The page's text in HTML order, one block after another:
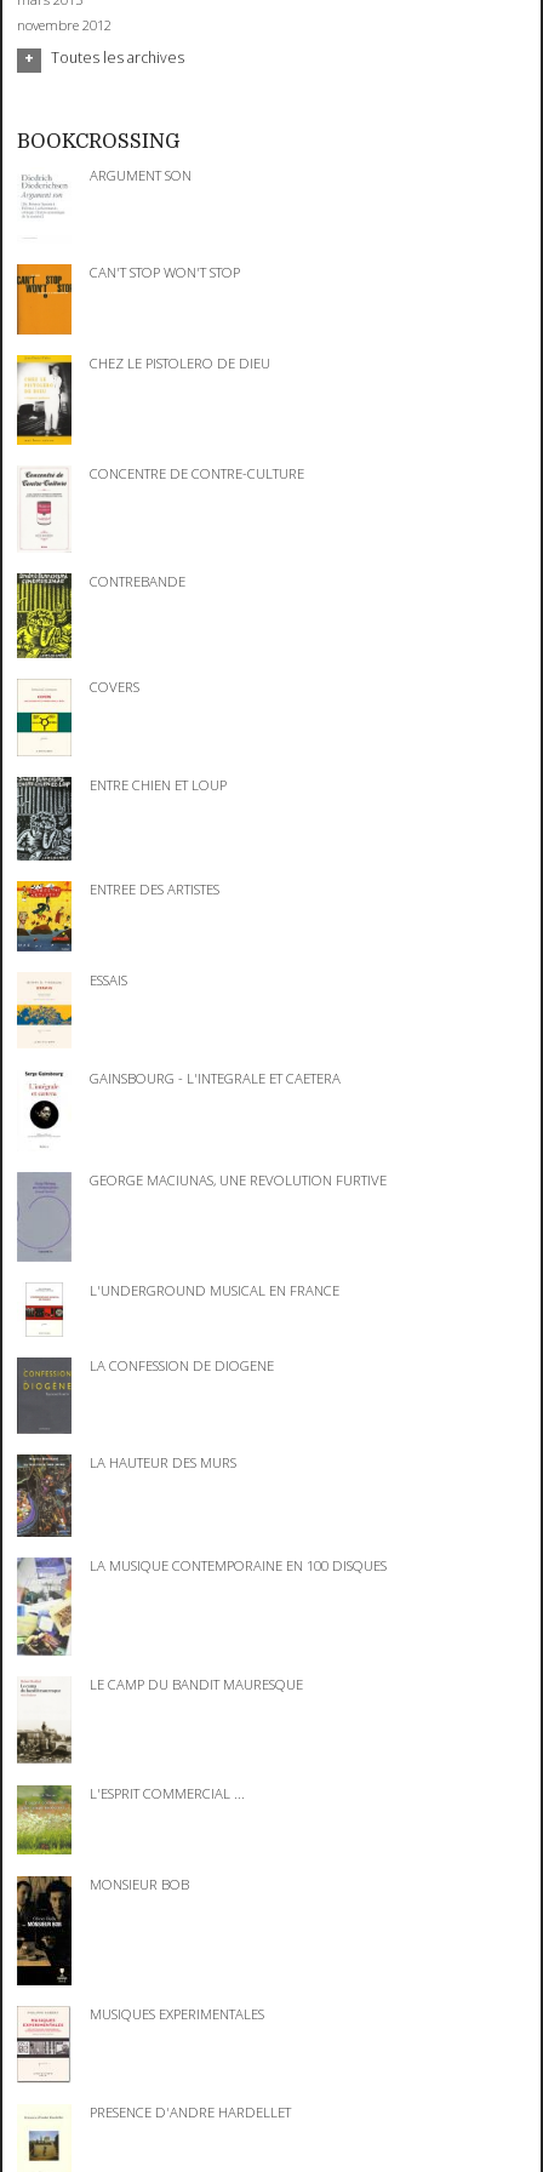
novembre 2012
Toutes les archives
BOOKCROSSING
ARGUMENT SON
CAN'T STOP WON'T STOP
CHEZ LE PISTOLERO DE DIEU
CONCENTRE DE CONTRE-CULTURE
CONTREBANDE
COVERS
ENTRE CHIEN ET LOUP
ENTREE DES ARTISTES
ESSAIS
GAINSBOURG - L'INTEGRALE ET CAETERA
GEORGE MACIUNAS, UNE REVOLUTION FURTIVE
L'UNDERGROUND MUSICAL EN FRANCE
LA CONFESSION DE DIOGENE
LA HAUTEUR DES MURS
LA MUSIQUE CONTEMPORAINE EN 100 DISQUES
LE CAMP DU BANDIT MAURESQUE
L'ESPRIT COMMERCIAL ...
MONSIEUR BOB
MUSIQUES EXPERIMENTALES
PRESENCE D'ANDRE HARDELLET